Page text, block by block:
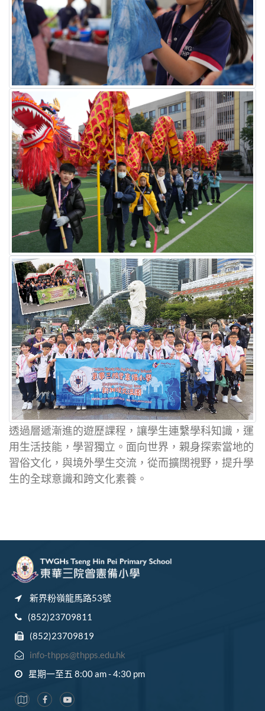
透過層遞漸進的遊歷課程，讓學生連繫學科知識，運
用生活技能，學習獨立。面向世界，親身探索當地的
習俗文化，與境外學生交流，從而擴闊視野，提升學
生的全球意識和跨文化素養。
新界粉嶺龍馬路53號
(852)23709811
(852)23709819
info-thpps@thpps.edu.hk
星期一至五 8:00 am - 4:30 pm